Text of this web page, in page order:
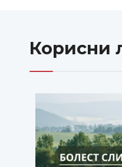
Корисни